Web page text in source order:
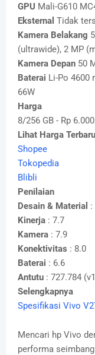
GPU Mali-G610
Eksternal Tidak
Kamera Belakang
(ultrawide), 2 MP
Kamera Depan 50
Baterai Li-Po 4600
66W
Harga
8/256 GB - Rp
Lihat Harga Terbaru
Shopee
Tokopedia
Blibli
Penilaian
Desain & Material :
Kinerja : 7.7
Kamera : 7.9
Konektivitas : 8.0
Baterai : 6.6
Antutu : 727.784
Selengkapnya
Spesifikasi Vivo
Mencari hp Vivo
performa